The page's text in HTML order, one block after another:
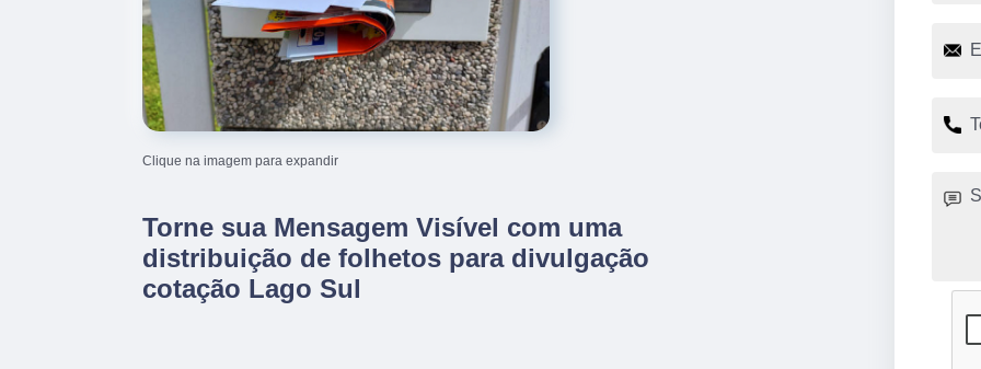
Clique na imagem para expandir
Torne sua Mensagem Visível com uma
distribuição de folhetos para divulgação
cotação Lago Sul